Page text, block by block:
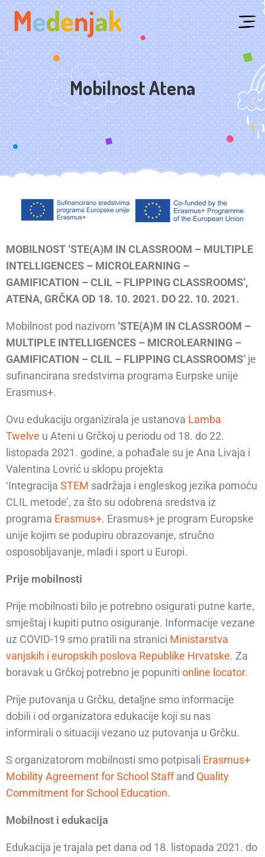
Mobilnost Atena
MOBILNOST ‘STE(A)M IN CLASSROOM – MULTIPLE
INTELLIGENCES – MICROLEARNING –
GAMIFICATION – CLIL – FLIPPING CLASSROOMS’,
ATENA, GRČKA OD 18. 10. 2021. DO 22. 10. 2021.
Mobilnost pod nazivom ‘STE(A)M IN CLASSROOM –
MULTIPLE INTELLIGENCES – MICROLEARNING –
GAMIFICATION – CLIL – FLIPPING CLASSROOMS’ je
sufinancirana sredstvima programa Eurpske unije
Erasmus+.
Ovu edukaciju organizirala je ustanova Lamba
Twelve u Ateni u Grčkoj u periodu od 18. do 22.
listopada 2021. godine, a pohađale su je Ana Livaja i
Valentina Lovrić u sklopu projekta
‘Integracija STEM sadržaja i engleskog jezika pomoću
CLIL metode’, za što su odobrena sredstva iz
programa Erasmus+. Erasmus+ je program Europske
unije kojim se podupiru obrazovanje, stručno
osposobljavanje, mladi i sport u Europi.
Prije mobilnosti
Prije mobilnosti bilo je potrebno osigurati putne karte,
smještaj i kupiti putno osiguranje. Informacije vezane
uz COVID-19 smo pratili na stranici Ministarstva
vanjskih i europskih poslova Republike Hrvatske. Za
boravak u Grčkoj potrebno je popuniti online locator.
Prije putovanja u Grčku, detaljne smo informacije
dobili i od organizatora edukacije koji su nas
informirali o situaciji vezano uz putovanja u Grčku.
S organizatorom mobilnosti smo potpisali Erasmus+
Mobility Agreement for School Staffand Quality
Commitment for School Education.
Mobilnost i edukacija
Edukacija je trajala pet dana od 18. listopada 2021. do